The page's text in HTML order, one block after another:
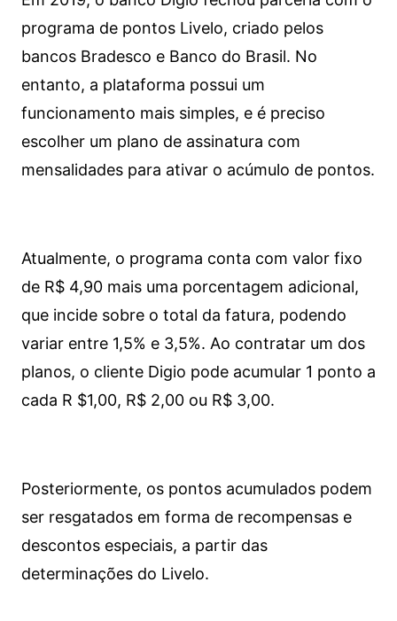
programa de pontos Livelo, criado pelos
bancos Bradesco e Banco do Brasil. No
entanto, a plataforma possui um
funcionamento mais simples, e é preciso
escolher um plano de assinatura com
mensalidades para ativar o acúmulo de pontos.
Atualmente, o programa conta com valor fixo
de R$ 4,90 mais uma porcentagem adicional,
que incide sobre o total da fatura, podendo
variar entre 1,5% e 3,5%. Ao contratar um dos
planos, o cliente Digio pode acumular 1 ponto a
cada R $1,00, R$ 2,00 ou R$ 3,00.
Posteriormente, os pontos acumulados podem
ser resgatados em forma de recompensas e
descontos especiais, a partir das
determinações do Livelo.